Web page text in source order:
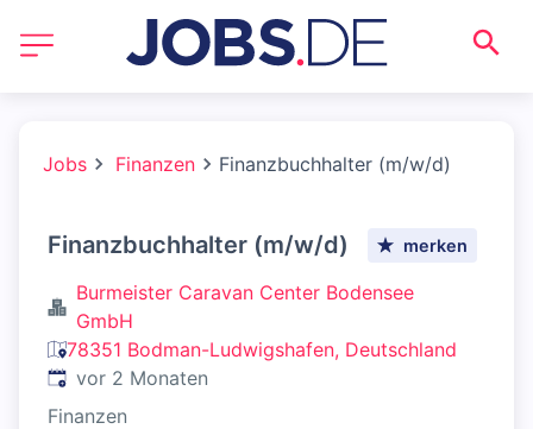
Jobs Finanzen Finanzbuchhalter (m/w/d)
Finanzbuchhalter (m/w/d) merken
Burmeister Caravan Center Bodensee
GmbH
78351 Bodman-Ludwigshafen, Deutschland
Veröffentlicht:
vor 2 Monaten
Finanzen